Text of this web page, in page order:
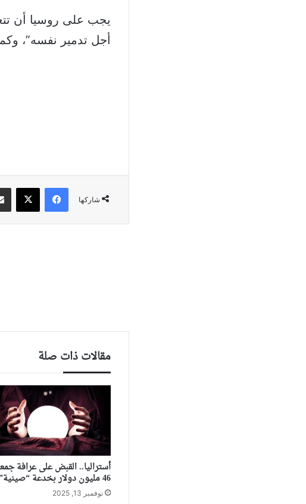
يجب على روسيا أن
أجل تدمير نفسه”،
شاركها
فيسبوك ‫X
مقالات ذات صلة
أستراليا.. القبض على عرافة
46 مليون دولار بخدعة “صينية”
نوفمبر 13, 2025